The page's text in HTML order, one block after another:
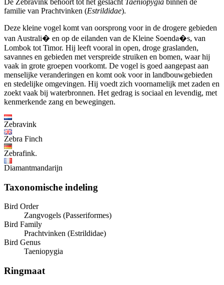
De Zebravink behoort tot het geslacht Taeniopygia binnen de
familie van Prachtvinken (Estrildidae).
Deze kleine vogel komt van oorsprong voor in de drogere gebieden
van Australi� en op de eilanden van de Kleine Soenda�s, van
Lombok tot Timor. Hij leeft vooral in open, droge graslanden,
savannes en gebieden met verspreide struiken en bomen, waar hij
vaak in grote groepen voorkomt. De vogel is goed aangepast aan
menselijke veranderingen en komt ook voor in landbouwgebieden
en stedelijke omgevingen. Hij voedt zich voornamelijk met zaden en
zoekt vaak bij waterbronnen. Het gedrag is sociaal en levendig, met
kenmerkende zang en bewegingen.
Zebravink
Zebra Finch
Zebrafink.
Diamantmandarijn
Taxonomische indeling
Bird Order
Zangvogels (Passeriformes)
Bird Family
Prachtvinken (Estrildidae)
Bird Genus
Taeniopygia
Ringmaat